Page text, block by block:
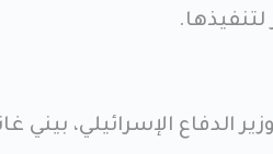
الدفاع الإسرائيلي، بيني